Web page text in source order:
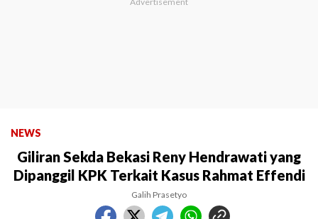
NEWS
Giliran Sekda Bekasi Reny Hendrawati yang
Dipanggil KPK Terkait Kasus Rahmat Effendi
Galih Prasetyo